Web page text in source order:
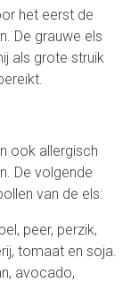
het eerst de
De grauwe els
als grote struik
ook allergisch
De volgende
van de els:
peer, perzik,
tomaat en soja.
avocado,